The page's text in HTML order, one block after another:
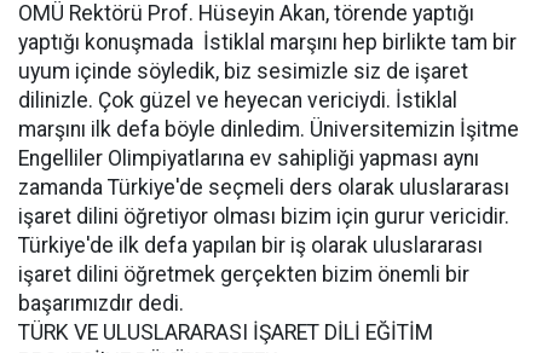
OMÜ Rektörü Prof. Hüseyin Akan, törende yaptığı
yaptığı konuşmada  İstiklal marşını hep birlikte tam bir
uyum içinde söyledik, biz sesimizle siz de işaret
dilinizle. Çok güzel ve heyecan vericiydi. İstiklal
marşını ilk defa böyle dinledim. Üniversitemizin İşitme
Engelliler Olimpiyatlarına ev sahipliği yapması aynı
zamanda Türkiye'de seçmeli ders olarak uluslararası
işaret dilini öğretiyor olması bizim için gurur vericidir.
Türkiye'de ilk defa yapılan bir iş olarak uluslararası
işaret dilini öğretmek gerçekten bizim önemli bir
başarımızdır dedi.
TÜRK VE ULUSLARARASI İŞARET DİLİ EĞİTİM